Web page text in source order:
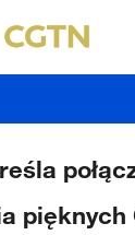
pięknych